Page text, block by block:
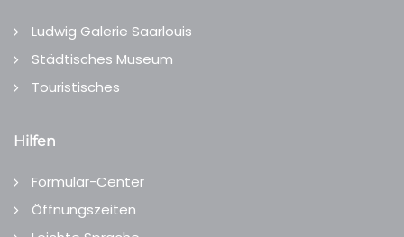
Ludwig Galerie Saarlouis
Städtisches Museum
Touristisches
Hilfen
Formular-Center
Öffnungszeiten